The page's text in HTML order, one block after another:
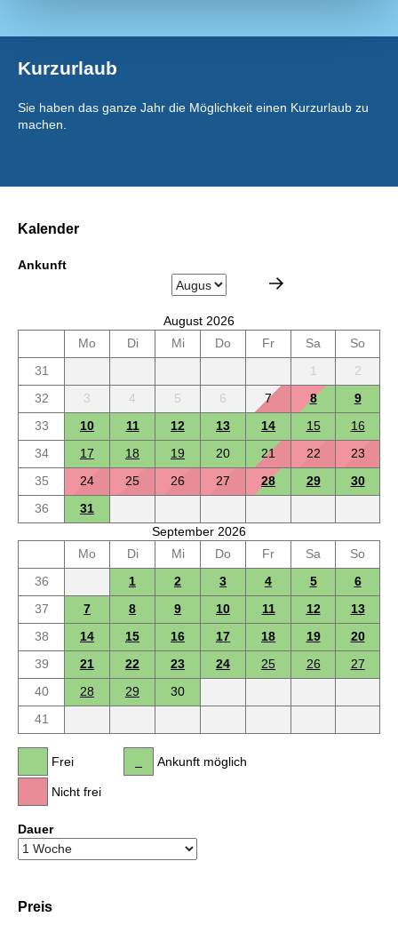
Kurzurlaub
Sie haben das ganze Jahr die Möglichkeit einen Kurzurlaub zu
machen.
Kalender
Ankunft
August 2026
Mo
Di Mi Do Fr Sa
So
31
1
2
32
3 4 5 6 7 8
9
33
10 11 12 13 14 15
16
34
17 18 19 20 21 22
23
35
24 25 26 27 28 29
30
36
31
September 2026
Mo
Di Mi Do Fr Sa
So
36
1 2 3 4 5
6
37
7 8 9 10 11 12
13
38
14 15 16 17 18 19
20
39
21 22 23 24 25 26
27
40
28 29
30
41
Frei
Nicht frei
Ankunft möglich
Dauer
Preis